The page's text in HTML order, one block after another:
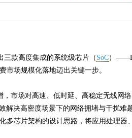
三款高度集成的系统级芯片（SoC）
市场规模化落地迈出关键一步。
市场对高速、低时延、高稳定无线网
解决高密度场景下的网络拥堵与干扰
芯片架构的设计思路，将应用处理器